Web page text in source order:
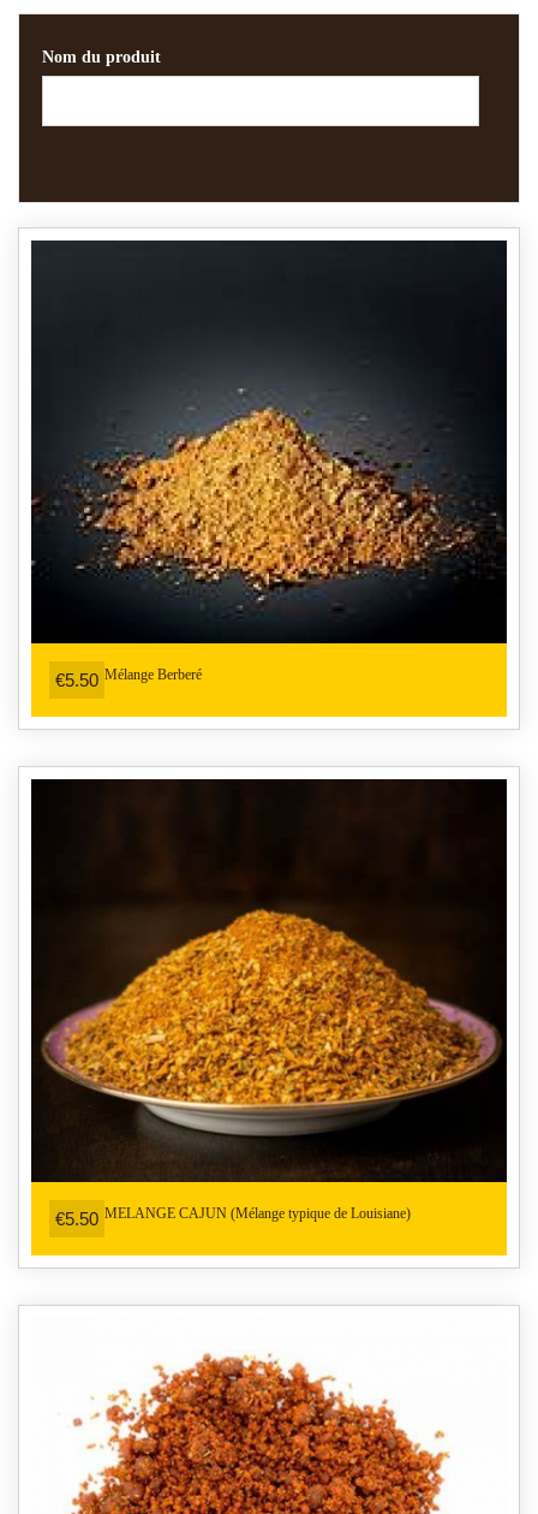
Nom du produit
€5.50 Mélange Berberé
€5.50 MELANGE CAJUN (Mélange typique de Louisiane)